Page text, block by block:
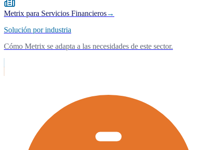
Metrix para Servicios Financieros→
Solución por industria
Cómo Metrix se adapta a las necesidades de este sector.